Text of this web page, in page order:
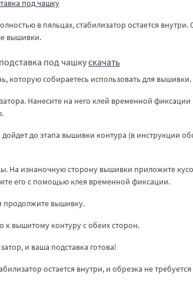
под чашку
в пяльцах, стабилизатор остается внутри.
вышивки.
под чашкускачать
которую собираетесь использовать для вышивки.
Нанесите на него клей временной
до этапа вышивки контура (в инструкции
На изнаночную сторону вышивки приложите
его с помощью клея временной фиксации.
продолжите вышивку.
вышитому контуру с обеих сторон.
и ваша подставка готова!
остается внутри, и обрезка не